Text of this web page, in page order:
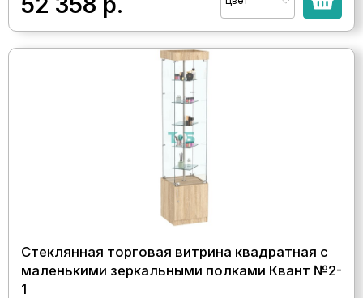
Стеклянная торговая витрина квадратная с
маленькими зеркальными полками Квант №2-
1